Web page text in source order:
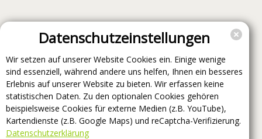
Datenschutzeinstellungen
Wir setzen auf unserer Website Cookies ein. Einige wenige
sind essenziell, während andere uns helfen, Ihnen ein besseres
Erlebnis auf unserer Website zu bieten. Wir erfassen keine
statistischen Daten. Zu den optionalen Cookies gehören
beispielsweise Cookies für externe Medien (z.B. YouTube),
Kartendienste (z.B. Google Maps) und reCaptcha-Verifizierung.
Datenschutzerklärung